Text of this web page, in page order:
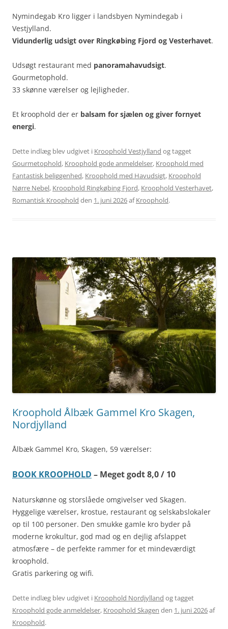
Nymindegab Kro ligger i landsbyen Nymindegab i
Vestjylland.
Vidunderlig udsigt over Ringkøbing Fjord og Vesterhavet.
Udsøgt restaurant med panoramahavudsigt.
Gourmetophold.
33 skønne værelser og lejligheder.
Et kroophold der er balsam for sjælen og giver fornyet
energi.
Dette indlæg blev udgivet i Kroophold Vestjylland og tagget
Gourmetophold, Kroophold gode anmeldelser, Kroophold med
Fantastisk beliggenhed, Kroophold med Havudsigt, Kroophold
Nørre Nebel, Kroophold Ringkøbing Fjord, Kroophold Vesterhavet,
Romantisk Kroophold den 1. juni 2026afKroophold.
Kroophold Ålbæk Gammel Kro Skagen,
Nordjylland
Ålbæk Gammel Kro, Skagen, 59 værelser:
BOOK KROOPHOLD – Meget godt 8,0 / 10
Naturskønne og storslåede omgivelser ved Skagen.
Hyggelige værelser, krostue, restaurant og selskabslokaler
op til 100 personer. Den smukke gamle kro byder på
moderne krokultur, god mad og en dejlig afslappet
atmosfære – de perfekte rammer for et mindeværdigt
kroophold.
Gratis parkering og wifi.
Dette indlæg blev udgivet i Kroophold Nordjylland og tagget
Kroophold gode anmeldelser, Kroophold Skagen den 1. juni 2026af
Kroophold.